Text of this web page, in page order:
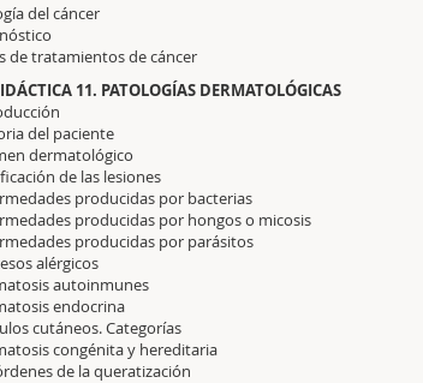
del cáncer
de tratamientos de cáncer
11. PATOLOGÍAS DERMATOLÓGICAS
del paciente
dermatológico
de las lesiones
producidas por bacterias
producidas por hongos o micosis
producidas por parásitos
alérgicos
autoinmunes
endocrina
cutáneos. Categorías
congénita y hereditaria
de la queratización